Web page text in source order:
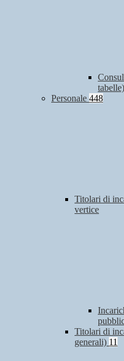
tabelle)
Personale 448
Titolari di
vertice
Titolari di
generali) 11